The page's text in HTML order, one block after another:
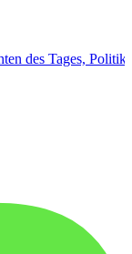
des Tages, Politik